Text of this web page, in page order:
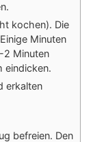
kochen). Die
Minuten
2 Minuten
eindicken.
erkalten
befreien. Den